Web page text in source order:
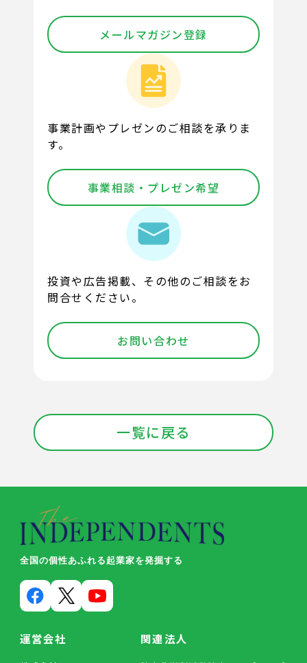
メールマガジン登録
事業計画やプレゼンのご相談を承りま
す。
事業相談・プレゼン希望
投資や広告掲載、その他のご相談をお
問合せください。
お問い合わせ
一覧に戻る
全国の個性あふれる起業家を発掘する
運営会社 関連法人